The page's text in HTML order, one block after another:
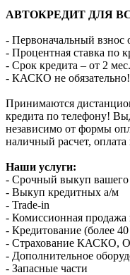
АВТОКРЕДИТ ДЛЯ
- Первоначальный взнос
- Процентная ставка по
- Срок кредита – от 2
- КАСКО не обязательно!
Принимаются
кредита по телефону!
независимо от формы
наличный расчет, оплата
Наши услуги:
- Срочный выкуп вашего
- Выкуп кредитных а/м
- Trade-in
- Комиссионная продажа
- Кредитование (более
- Страхование КАСКО,
- Дополнительное
- Запасные части